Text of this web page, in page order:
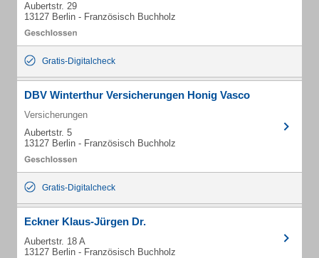
Aubertstr. 29
13127 Berlin - Französisch Buchholz
Gratis-Digitalcheck
DBV Winterthur Versicherungen Honig Vasco
Versicherungen
Aubertstr. 5
13127 Berlin - Französisch Buchholz
Gratis-Digitalcheck
Eckner Klaus-Jürgen Dr.
Aubertstr. 18 A
13127 Berlin - Französisch Buchholz